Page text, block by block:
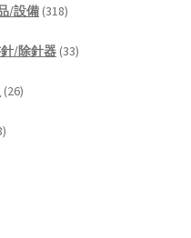
products
/設備 318318
/除針器 3333
2626
48